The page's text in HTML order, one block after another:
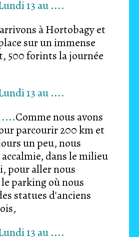
à Hortobagy et
sur un immense
500 forints la journée
Comme nous avons
parcourir 200 km et
un peu, nous
dans le milieu
pour aller nous
parking où nous
statues d'anciens